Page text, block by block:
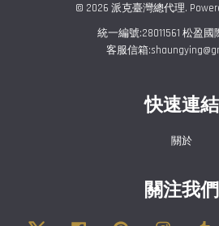
© 2026 派克臺灣總代理.
統一編號:28011561 松盈國
客服信箱
快速連結
關於
關注我們